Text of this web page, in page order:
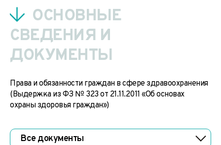
ОСНОВНЫЕ
СВЕДЕНИЯ И
ДОКУМЕНТЫ
Права и обязанности граждан в сфере здравоохранения
(Выдержка из ФЗ № 323 от 21.11.2011 «Об основах
охраны здоровья граждан»)
Все документы